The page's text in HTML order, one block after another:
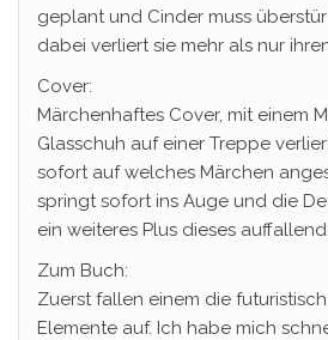
geplant und Cinder muss
dabei verliert sie mehr als nur
Cover:
Märchenhaftes Cover, mit einem
Glasschuh auf einer Treppe
sofort auf welches Märchen
springt sofort ins Auge und die
ein weiteres Plus dieses
Zum Buch:
Zuerst fallen einem die
Elemente auf. Ich habe mich